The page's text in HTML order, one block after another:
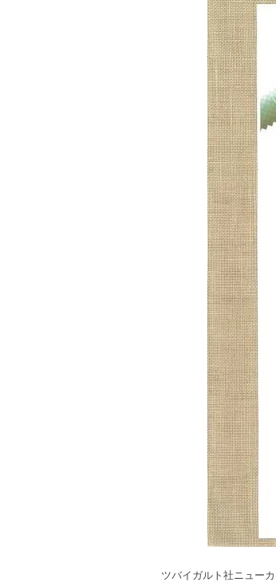
ツバイガルト社ニュー